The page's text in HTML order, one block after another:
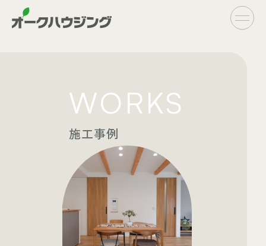
- オークハウジングの家づくり
- 家づくりの流れ
LINE UP
- オーダーシステム
完全自由設計
- フラットシステム
定額制住宅
INFO
WORKS
施工事例